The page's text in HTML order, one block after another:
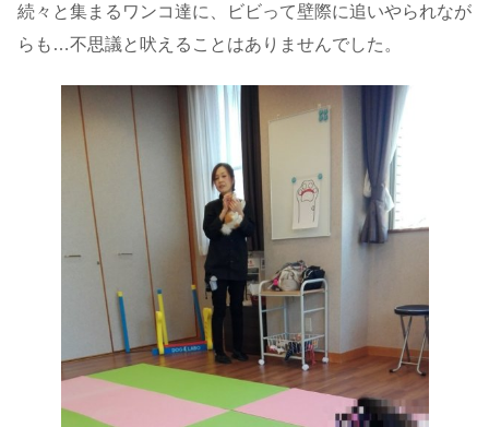
続々と集まるワンコ達に、ビビって壁際に追いやられなが
らも…不思議と吠えることはありませんでした。